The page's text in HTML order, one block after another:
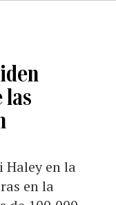
las
Haley en la
en la